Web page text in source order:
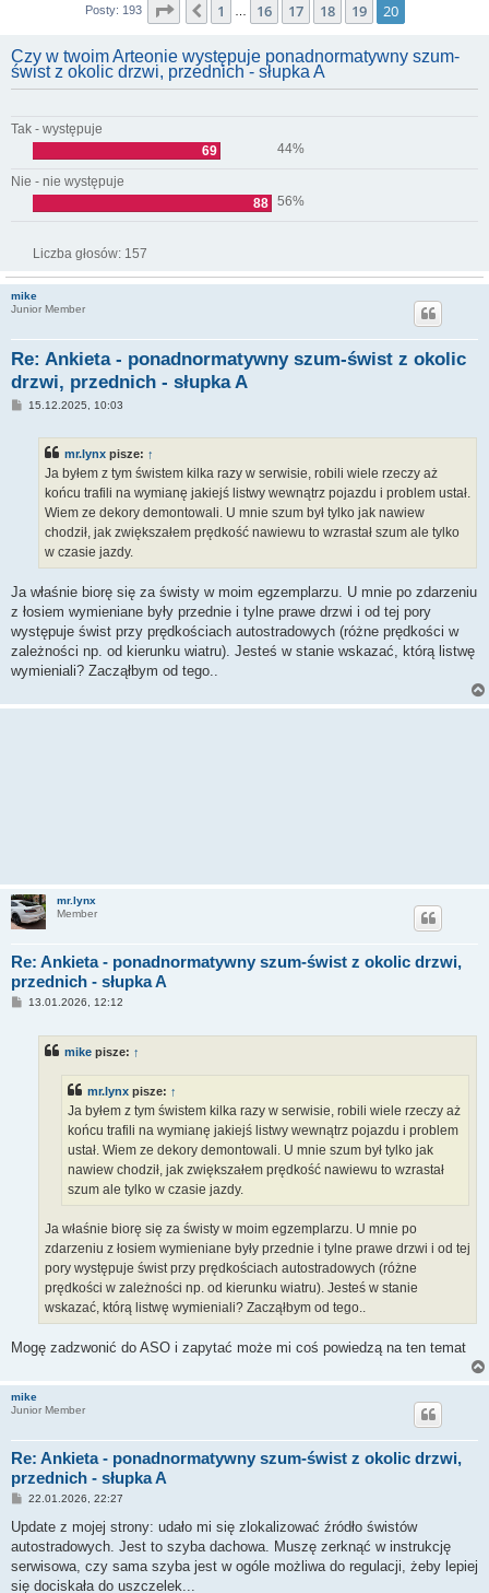
Posty: 193 Strona 20z 20
Poprzednia
1 16 17 18 19 20
Czy w twoim Arteonie występuje ponadnormatywny szum-
świst z okolic drzwi, przednich - słupka A
Tak - występuje
69
44%
Nie - nie występuje
88 56%
Liczba głosów: 157
mike
Junior Member
Re: Ankieta - ponadnormatywny szum-świst z okolic
drzwi, przednich - słupka A
P15.12.2025, 10:03
mr.lynx pisze: ↑
Ja byłem z tym świstem kilka razy w serwisie, robili wiele rzeczy aż
końcu trafili na wymianę jakiejś listwy wewnątrz pojazdu i problem ustał.
Wiem ze dekory demontowali. U mnie szum był tylko jak nawiew
chodził, jak zwiększałem prędkość nawiewu to wzrastał szum ale tylko
w czasie jazdy.
Ja właśnie biorę się za świsty w moim egzemplarzu. U mnie po zdarzeniu
z łosiem wymieniane były przednie i tylne prawe drzwi i od tej pory
występuje świst przy prędkościach autostradowych (różne prędkości w
zależności np. od kierunku wiatru). Jesteś w stanie wskazać, którą listwę
wymieniali? Zacząłbym od tego..
mr.lynx
Member
Re: Ankieta - ponadnormatywny szum-świst z okolic drzwi,
przednich - słupka A
P13.01.2026, 12:12
mike pisze: ↑
mr.lynx pisze: ↑
Ja byłem z tym świstem kilka razy w serwisie, robili wiele rzeczy aż
końcu trafili na wymianę jakiejś listwy wewnątrz pojazdu i problem
ustał. Wiem ze dekory demontowali. U mnie szum był tylko jak
nawiew chodził, jak zwiększałem prędkość nawiewu to wzrastał
szum ale tylko w czasie jazdy.
Ja właśnie biorę się za świsty w moim egzemplarzu. U mnie po
zdarzeniu z łosiem wymieniane były przednie i tylne prawe drzwi i od tej
pory występuje świst przy prędkościach autostradowych (różne
prędkości w zależności np. od kierunku wiatru). Jesteś w stanie
wskazać, którą listwę wymieniali? Zacząłbym od tego..
Mogę zadzwonić do ASO i zapytać może mi coś powiedzą na ten temat
mike
Junior Member
Re: Ankieta - ponadnormatywny szum-świst z okolic drzwi,
przednich - słupka A
P
s
22.01.2026, 22:27
Update z mojej strony: udało mi się zlokalizować źródło świstów
autostradowych. Jest to szyba dachowa. Muszę zerknąć w instrukcję
serwisowa, czy sama szyba jest w ogóle możliwa do regulacji, żeby lepiej
się dociskała do uszczelek...